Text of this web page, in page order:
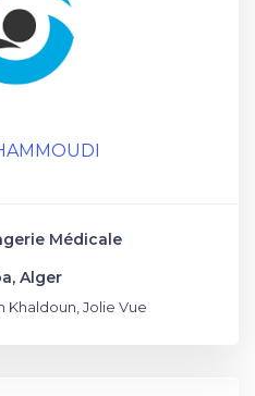
Médicale
Alger
Khaldoun, Jolie Vue